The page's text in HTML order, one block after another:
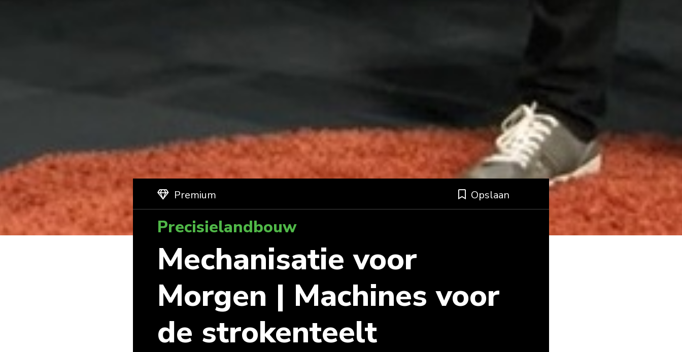
Premium Opslaan
Precisielandbouw
Mechanisatie voor
Morgen | Machines voor
de strokenteelt